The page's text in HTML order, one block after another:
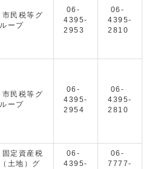
市民税等グ
ループ
06-
4395-
2953
06-
4395-
2810
市民税等グ
ループ
06-
4395-
2954
06-
4395-
2810
固定資産税
（土地）グ
06-
4395-
06-
7777-